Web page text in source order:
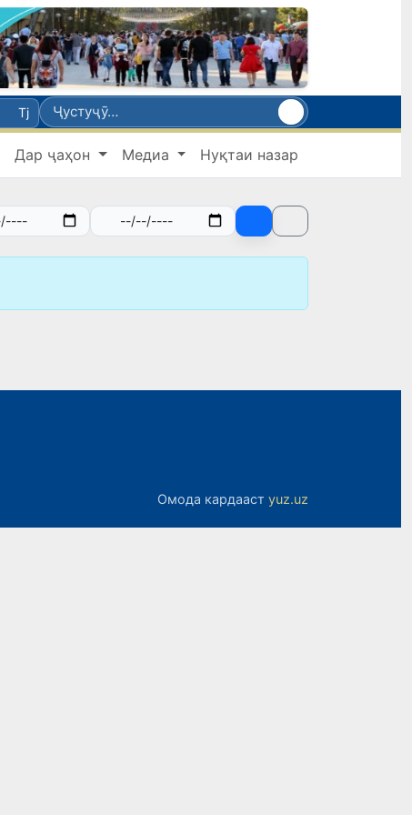
Tj
Дар ҷаҳон Медиа Нуқтаи назар
Омода кардааст yuz.uz